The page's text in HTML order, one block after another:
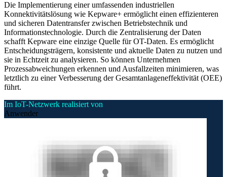
Die Implementierung einer umfassenden industriellen
Konnektivitätslösung wie Kepware+ ermöglicht einen effizienteren
und sicheren Datentransfer zwischen Betriebstechnik und
Informationstechnologie. Durch die Zentralisierung der Daten
schafft Kepware eine einzige Quelle für OT-Daten. Es ermöglicht
Entscheidungsträgern, konsistente und aktuelle Daten zu nutzen und
sie in Echtzeit zu analysieren. So können Unternehmen
Prozessabweichungen erkennen und Ausfallzeiten minimieren, was
letztlich zu einer Verbesserung der Gesamtanlageneffektivität (OEE)
führt.
Im IoT-Netzwerk realisiert von
Anwender